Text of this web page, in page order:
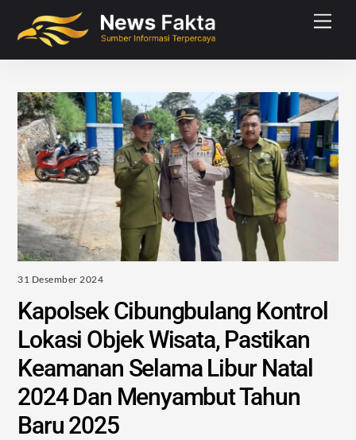
content
31 Desember 2024
Kapolsek Cibungbulang Kontrol
Lokasi Objek Wisata, Pastikan
Keamanan Selama Libur Natal
2024 Dan Menyambut Tahun
Baru 2025